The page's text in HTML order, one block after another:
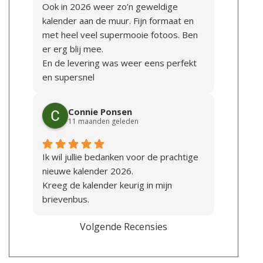
Ook in 2026 weer zo’n geweldige
kalender aan de muur. Fijn formaat en
met heel veel supermooie fotoos. Ben
er erg blij mee.
En de levering was weer eens perfekt
en supersnel
Connie Ponsen
11 maanden geleden
Ik wil jullie bedanken voor de prachtige
nieuwe kalender 2026.
Kreeg de kalender keurig in mijn
brievenbus.
Volgende Recensies